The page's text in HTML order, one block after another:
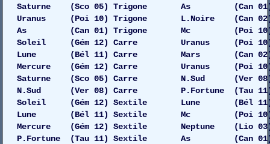
Saturne (Sco 05) Trigone As (Can
Uranus (Poi 10) Trigone L.Noire (Can 02)
As (Can 01) Trigone Mc (Poi 10)
Soleil (Gém 12) Carre Uranus (Poi 10)
Lune (Bél 11) Carre Mars (Can 02)
Mercure (Gém 12) Carre Uranus (Poi 10)
Saturne (Sco 05) Carre N.Sud (Ver 08)
N.Sud (Ver 08) Carre P.Fortune (Tau 11)
Soleil (Gém 12) Sextile Lune (Bél 11)
Lune (Bél 11) Sextile Mc (Poi 10)
Mercure (Gém 12) Sextile Neptune (Lio 03)
P.Fortune (Tau 11) Sextile As (Can 01)